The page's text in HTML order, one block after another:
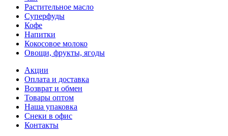
Растительное масло
Суперфуды
Кофе
Напитки
Кокосовое молоко
Овощи, фрукты, ягоды
Акции
Оплата и доставка
Возврат и обмен
Товары оптом
Наша упаковка
Снеки в офис
Контакты